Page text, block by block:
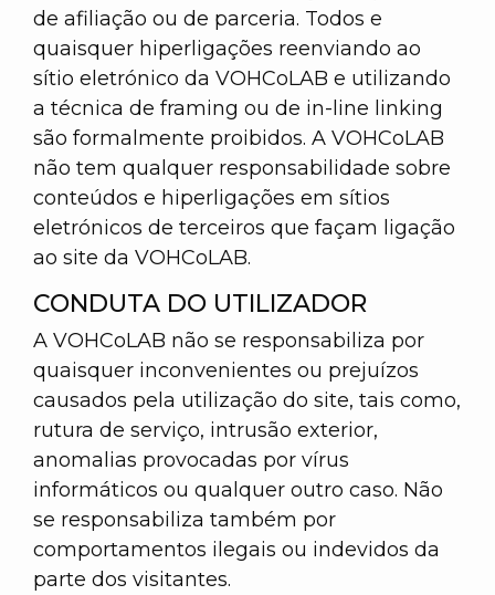
de afiliação ou de parceria. Todos e
quaisquer hiperligações reenviando ao
sítio eletrónico da VOHCoLAB e utilizando
a técnica de framing ou de in-line linking
são formalmente proibidos. A VOHCoLAB
não tem qualquer responsabilidade sobre
conteúdos e hiperligações em sítios
eletrónicos de terceiros que façam ligação
ao site da VOHCoLAB.
CONDUTA DO UTILIZADOR
A VOHCoLAB não se responsabiliza por
quaisquer inconvenientes ou prejuízos
causados pela utilização do site, tais como,
rutura de serviço, intrusão exterior,
anomalias provocadas por vírus
informáticos ou qualquer outro caso. Não
se responsabiliza também por
comportamentos ilegais ou indevidos da
parte dos visitantes.